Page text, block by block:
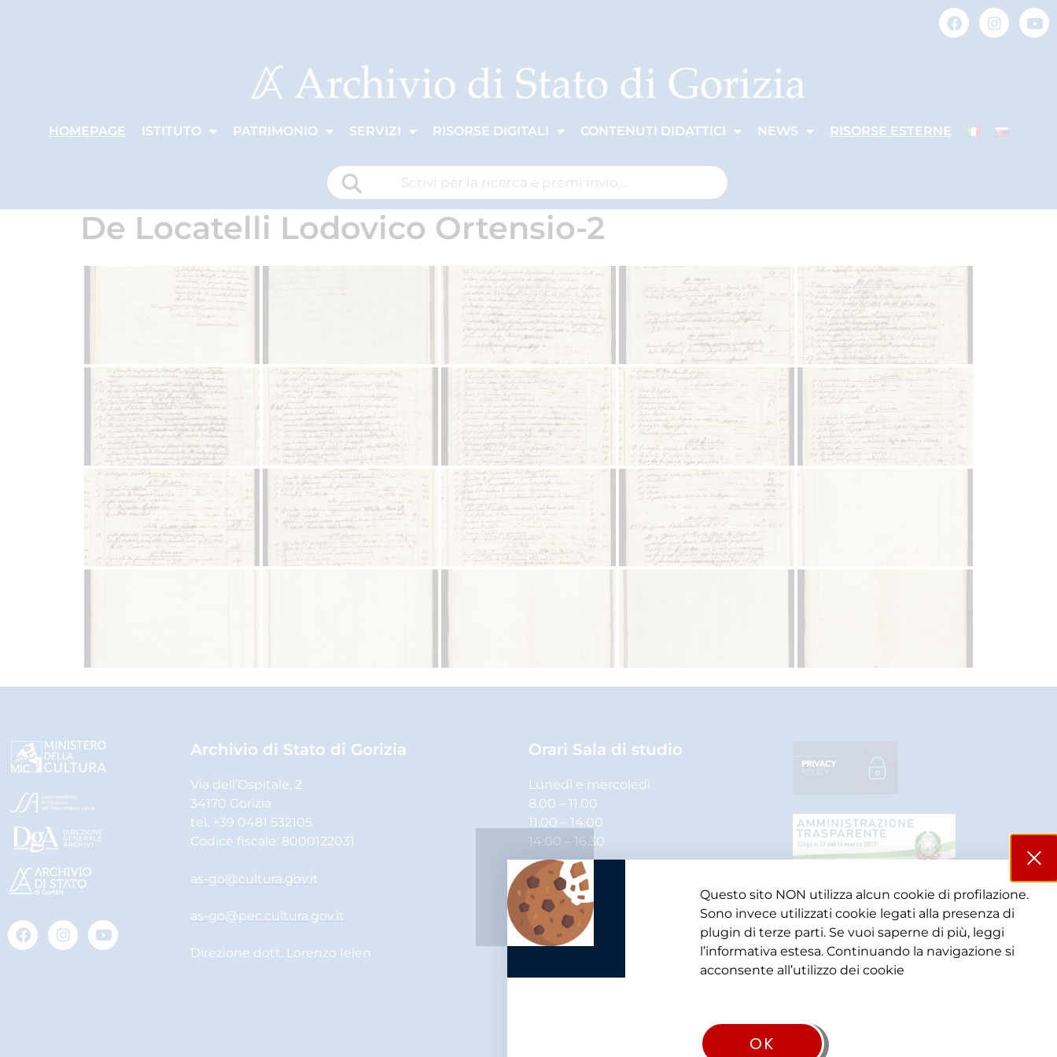
HOMEPAGE ISTITUTO PATRIMONIO SERVIZI RISORSE DIGITALI CONTENUTI DIDATTICI NEWS RISORSE ESTERNE
De Locatelli Lodovico Ortensio-2
Archivio di Stato di Gorizia
Via dell’Ospitale, 2
34170 Gorizia
tel. +39 0481 532105
Codice fiscale: 8000122031
as-go@cultura.gov.it
as-go@pec.cultura.gov.it
Direzione dott. Lorenzo Ielen
Orari Sala di studio
Lunedì e mercoledì
8.00 – 11.00
11.00 – 14.00
14.00 – 16.30
Martedì, giovedì e venerdì
8.00 – 11.00
11.00 – 14.00
Questo sito NON utilizza alcun cookie di profilazione.
Sono invece utilizzati cookie legati alla presenza di
plugin di terze parti. Se vuoi saperne di più, leggi
l’informativa estesa. Continuando la navigazione si
acconsente all’utilizzo dei cookie​
OK